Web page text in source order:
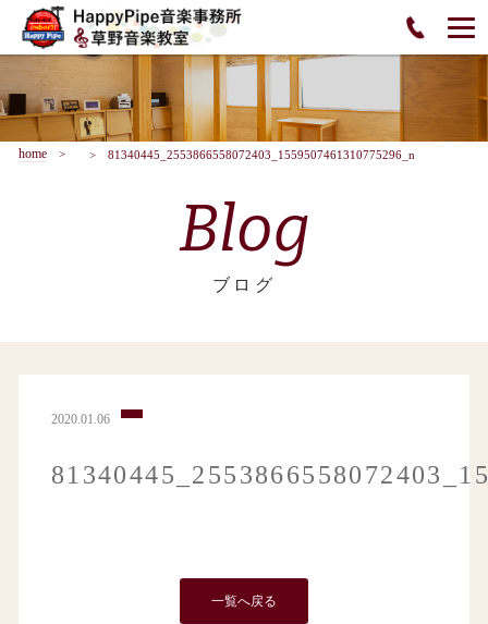
home 81340445_2553866558072403_1559507461310775296_n
Blog
ブログ
2020.01.06
一覧へ戻る